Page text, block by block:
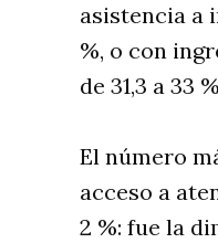
asistencia a
%, o con
de 31,3 a 33
El número
acceso a
2 %: fue la